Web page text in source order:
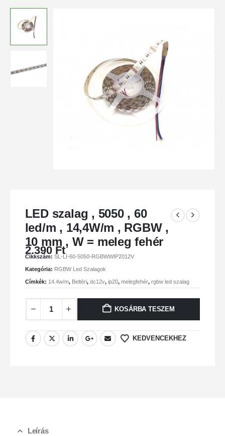
LED szalag , 5050 , 60
led/m , 14,4W/m , RGBW ,
10 mm , W = meleg fehér
2.390Ft
Cikkszám: SL-LI-60-5050-RGBWWIP2012V
Kategória: RGBW Led Szalagok
Címkék: 14.4w/m, Beltéri, dc12v, ip20, melegfehér, rgbw led szalag
KOSÁRBA TESZEM
KEDVENCEKHEZ
Leírás